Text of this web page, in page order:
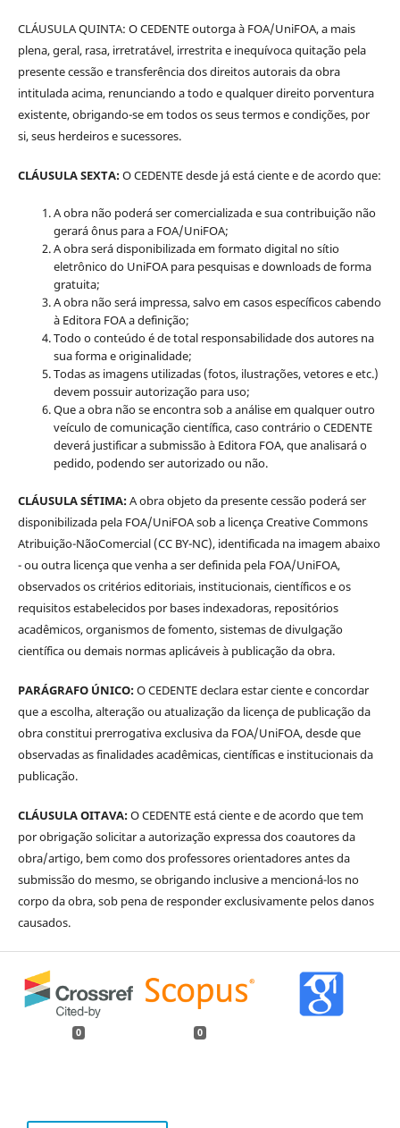
CLÁUSULA QUINTA: O CEDENTE outorga à FOA/UniFOA, a mais
plena, geral, rasa, irretratável, irrestrita e inequívoca quitação pela
presente cessão e transferência dos direitos autorais da obra
intitulada acima, renunciando a todo e qualquer direito porventura
existente, obrigando-se em todos os seus termos e condições, por
si, seus herdeiros e sucessores.
CLÁUSULA SEXTA:O CEDENTE desde já está ciente e de acordo que:
A obra não poderá ser comercializada e sua contribuição não
gerará ônus para a FOA/UniFOA;
A obra será disponibilizada em formato digital no sítio
eletrônico do UniFOA para pesquisas e downloads de forma
gratuita;
A obra não será impressa, salvo em casos específicos cabendo
à Editora FOA a definição;
Todo o conteúdo é de total responsabilidade dos autores na
sua forma e originalidade;
Todas as imagens utilizadas (fotos, ilustrações, vetores e etc.)
devem possuir autorização para uso;
Que a obra não se encontra sob a análise em qualquer outro
veículo de comunicação científica, caso contrário o CEDENTE
deverá justificar a submissão à Editora FOA, que analisará o
pedido, podendo ser autorizado ou não.
CLÁUSULA SÉTIMA:A obra objeto da presente cessão poderá ser
disponibilizada pela FOA/UniFOA sob a licença Creative Commons
Atribuição-NãoComercial (CC BY-NC), identificada na imagem abaixo
- ou outra licença que venha a ser definida pela FOA/UniFOA,
observados os critérios editoriais, institucionais, científicos e os
requisitos estabelecidos por bases indexadoras, repositórios
acadêmicos, organismos de fomento, sistemas de divulgação
científica ou demais normas aplicáveis à publicação da obra.
PARÁGRAFO ÚNICO:O CEDENTE declara estar ciente e concordar
que a escolha, alteração ou atualização da licença de publicação da
obra constitui prerrogativa exclusiva da FOA/UniFOA, desde que
observadas as finalidades acadêmicas, científicas e institucionais da
publicação.
CLÁUSULA OITAVA:O CEDENTE está ciente e de acordo que tem
por obrigação solicitar a autorização expressa dos coautores da
obra/artigo, bem como dos professores orientadores antes da
submissão do mesmo, se obrigando inclusive a mencioná-los no
corpo da obra, sob pena de responder exclusivamente pelos danos
causados.
0 0